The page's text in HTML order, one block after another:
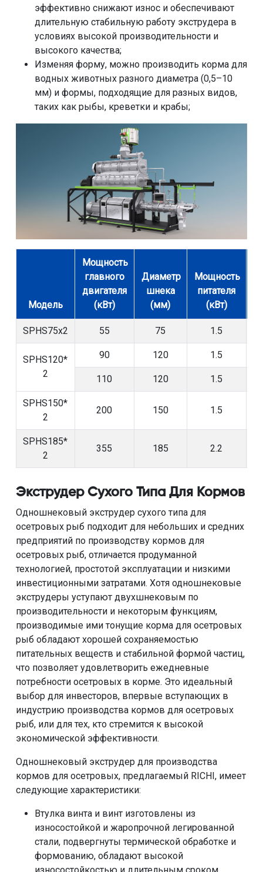
эффективно снижают износ и обеспечивают
длительную стабильную работу экструдера в
условиях высокой производительности и
высокого качества;
Изменяя форму, можно производить корма для
водных животных разного диаметра (0,5–10
мм) и формы, подходящие для разных видов,
таких как рыбы, креветки и крабы;
Модель
Мощность
главного
двигателя
(кВт)
Диаметр
шнека
(мм)
Мощность
питателя
(кВт)
SPHS75x2 55 75 1.5
SPHS120*
2
90 120 1.5
110 120 1.5
SPHS150*
2
200 150 1.5
SPHS185*
2
355 185 2.2
Экструдер Сухого Типа Для Кормов
Одношнековый экструдер сухого типа для
осетровых рыб подходит для небольших и средних
предприятий по производству кормов для
осетровых рыб, отличается продуманной
технологией, простотой эксплуатации и низкими
инвестиционными затратами. Хотя одношнековые
экструдеры уступают двухшнековым по
производительности и некоторым функциям,
производимые ими тонущие корма для осетровых
рыб обладают хорошей сохраняемостью
питательных веществ и стабильной формой частиц,
что позволяет удовлетворить ежедневные
потребности осетровых в корме. Это идеальный
выбор для инвесторов, впервые вступающих в
индустрию производства кормов для осетровых
рыб, или для тех, кто стремится к высокой
экономической эффективности.
Одношнековый экструдер для производства
кормов для осетровых, предлагаемый RICHI, имеет
следующие характеристики:
Втулка винта и винт изготовлены из
износостойкой и жаропрочной легированной
стали, подвергнуты термической обработке и
формованию, обладают высокой